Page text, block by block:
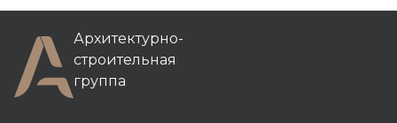
Архитектурно-
строительная
группа